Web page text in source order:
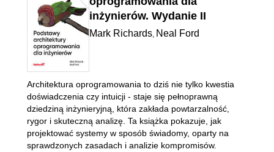
inżynierów. Wydanie II
Mark Richards, Neal Ford
Architektura oprogramowania to dziś nie tylko kwestia
doświadczenia czy intuicji - staje się pełnoprawną
dziedziną inżynieryjną, która zakłada powtarzalność,
rygor i skuteczną analizę. Ta książka pokazuje, jak
projektować systemy w sposób świadomy, oparty na
sprawdzonych zasadach i analizie kompromisów.